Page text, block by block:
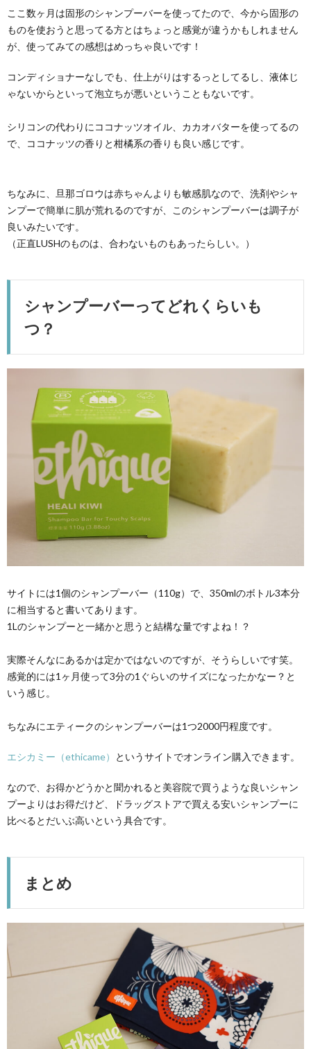
ここ数ヶ月は固形のシャンプーバーを使ってたので、今から固形の
ものを使おうと思ってる方とはちょっと感覚が違うかもしれません
が、使ってみての感想はめっちゃ良いです！
コンディショナーなしでも、仕上がりはするっとしてるし、液体じ
ゃないからといって泡立ちが悪いということもないです。
シリコンの代わりにココナッツオイル、カカオバターを使ってるの
で、ココナッツの香りと柑橘系の香りも良い感じです。
ちなみに、旦那ゴロウは赤ちゃんよりも敏感肌なので、洗剤やシャ
ンプーで簡単に肌が荒れるのですが、このシャンプーバーは調子が
良いみたいです。
（正直LUSHのものは、合わないものもあったらしい。）
シャンプーバーってどれくらいも
つ？
サイトには1個のシャンプーバー（110g）で、350mlのボトル3本分
に相当すると書いてあります。
1Lのシャンプーと一緒かと思うと結構な量ですよね！？
実際そんなにあるかは定かではないのですが、そうらしいです笑。
感覚的には1ヶ月使って3分の1ぐらいのサイズになったかなー？と
いう感じ。
ちなみにエティークのシャンプーバーは1つ2000円程度です。
エシカミー（ethicame） というサイトでオンライン購入できます。
なので、お得かどうかと聞かれると美容院で買うような良いシャン
プーよりはお得だけど、ドラッグストアで買える安いシャンプーに
比べるとだいぶ高いという具合です。
まとめ